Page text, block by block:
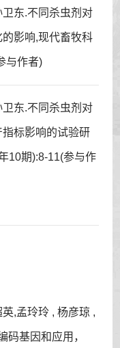
东.不同杀虫剂对
影响,现代畜牧科
与作者)
东.不同杀虫剂对
标影响的试验研
10期):8-11(参与作
英,孟玲玲 , 杨彦琼 ,
码基因和应用，